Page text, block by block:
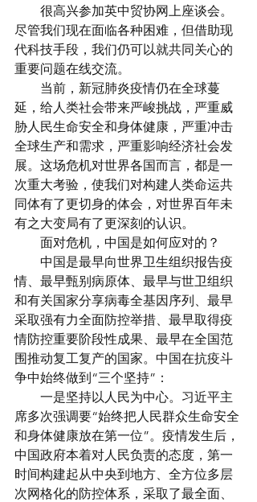
很高兴参加英中贸协网上座谈会。
尽管我们现在面临各种困难，但借助现
代科技手段，我们仍可以就共同关心的
重要问题在线交流。
当前，新冠肺炎疫情仍在全球蔓
延，给人类社会带来严峻挑战，严重威
胁人民生命安全和身体健康，严重冲击
全球生产和需求，严重影响经济社会发
展。这场危机对世界各国而言，都是一
次重大考验，使我们对构建人类命运共
同体有了更切身的体会，对世界百年未
有之大变局有了更深刻的认识。
面对危机，中国是如何应对的？
中国是最早向世界卫生组织报告疫
情、最早甄别病原体、最早与世卫组织
和有关国家分享病毒全基因序列、最早
采取强有力全面防控举措、最早取得疫
情防控重要阶段性成果、最早在全国范
围推动复工复产的国家。中国在抗疫斗
争中始终做到“三个坚持”：
一是坚持以人民为中心。习近平主
席多次强调要“始终把人民群众生命安全
和身体健康放在第一位”。疫情发生后，
中国政府本着对人民负责的态度，第一
时间构建起从中央到地方、全方位多层
次网格化的防控体系，采取了最全面、